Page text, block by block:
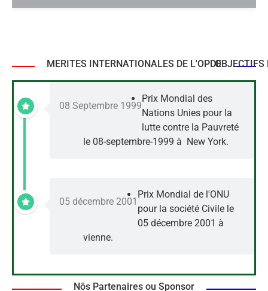
MERITES INTERNATIONALES DE L'OPDE
08 Septembre 1999
Prix Mondial des
Nations Unies pour la
lutte contre la Pauvreté
le 08-septembre-1999 à New York.
05 décembre 2001
Prix Mondial de l'ONU
pour la société Civile le
05 décembre 2001 à
vienne.
Nôs Partenaires ou Sponsor
OBJECTIFS